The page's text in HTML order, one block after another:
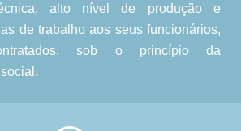
alto nível de produção e
de trabalho aos seus funcionários,
sob o princípio da